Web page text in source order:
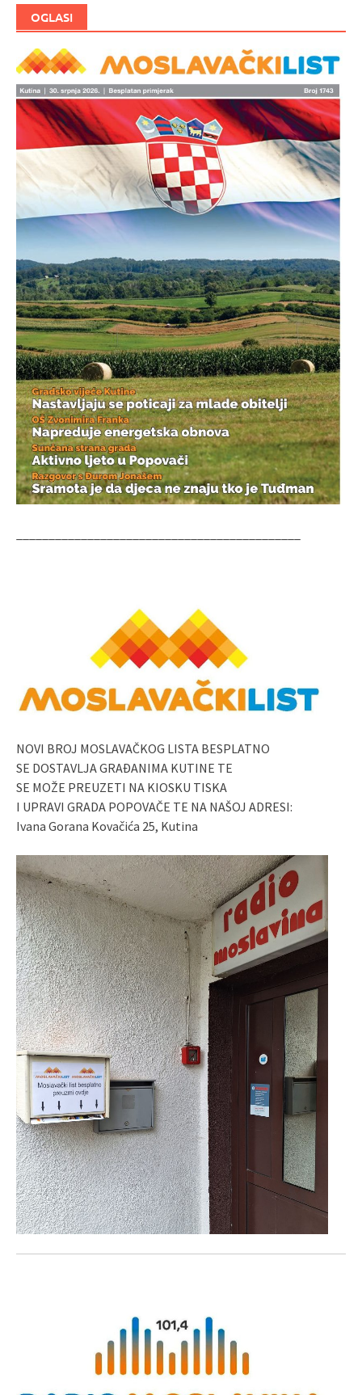
OGLASI
NOVI BROJ MOSLAVAČKOG LISTA BESPLATNO
SE DOSTAVLJA GRAĐANIMA KUTINE TE
SE MOŽE PREUZETI NA KIOSKU TISKA
I UPRAVI GRADA POPOVAČE TE NA NAŠOJ ADRESI:
Ivana Gorana Kovačića 25, Kutina